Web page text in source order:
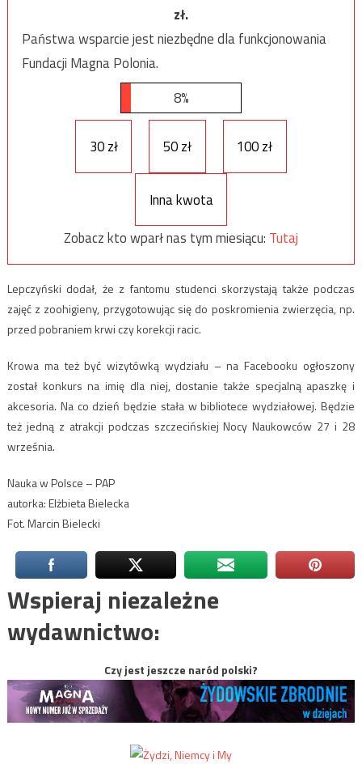
zł.
Państwa wsparcie jest niezbędne dla funkcjonowania
Fundacji Magna Polonia.
8%
30 zł 50 zł 100 zł
Inna kwota
Zobacz kto wparł nas tym miesiącu: Tutaj
Lepczyński dodał, że z fantomu studenci skorzystają także podczas
zajęć z zoohigieny, przygotowując się do poskromienia zwierzęcia, np.
przed pobraniem krwi czy korekcji racic.
Krowa ma też być wizytówką wydziału – na Facebooku ogłoszony
został konkurs na imię dla niej, dostanie także specjalną apaszkę i
akcesoria. Na co dzień będzie stała w bibliotece wydziałowej. Będzie
też jedną z atrakcji podczas szczecińskiej Nocy Naukowców 27 i 28
września.
Nauka w Polsce – PAP
autorka: Elżbieta Bielecka
Fot. Marcin Bielecki
Wspieraj niezależne
wydawnictwo:
Czy jest jeszcze naród polski?